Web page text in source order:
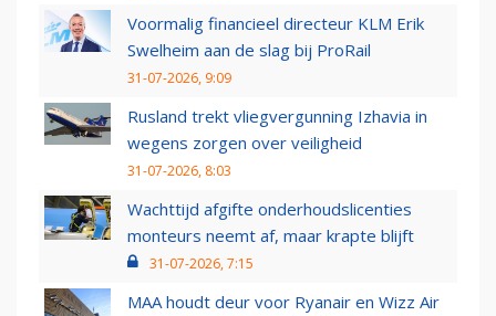
Voormalig financieel directeur KLM Erik
Swelheim aan de slag bij ProRail
31-07-2026, 9:09
Rusland trekt vliegvergunning Izhavia in
wegens zorgen over veiligheid
31-07-2026, 8:03
Wachttijd afgifte onderhoudslicenties
monteurs neemt af, maar krapte blijft
31-07-2026, 7:15
MAA houdt deur voor Ryanair en Wizz Air